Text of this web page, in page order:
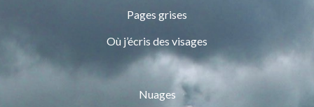
Pages grises
Où j’écris des visages
Nuages